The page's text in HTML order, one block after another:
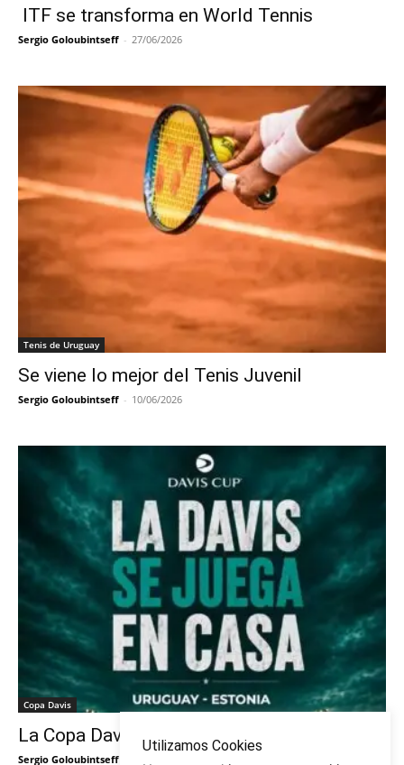
ITF se transforma en World Tennis
Sergio Goloubintseff - 27/06/2026
Tenis de Uruguay
Se viene lo mejor del Tenis Juvenil
Sergio Goloubintseff - 10/06/2026
Copa Davis
La Copa Davis vuelve al Círculo
Sergio Goloubintseff
Utilizamos Cookies